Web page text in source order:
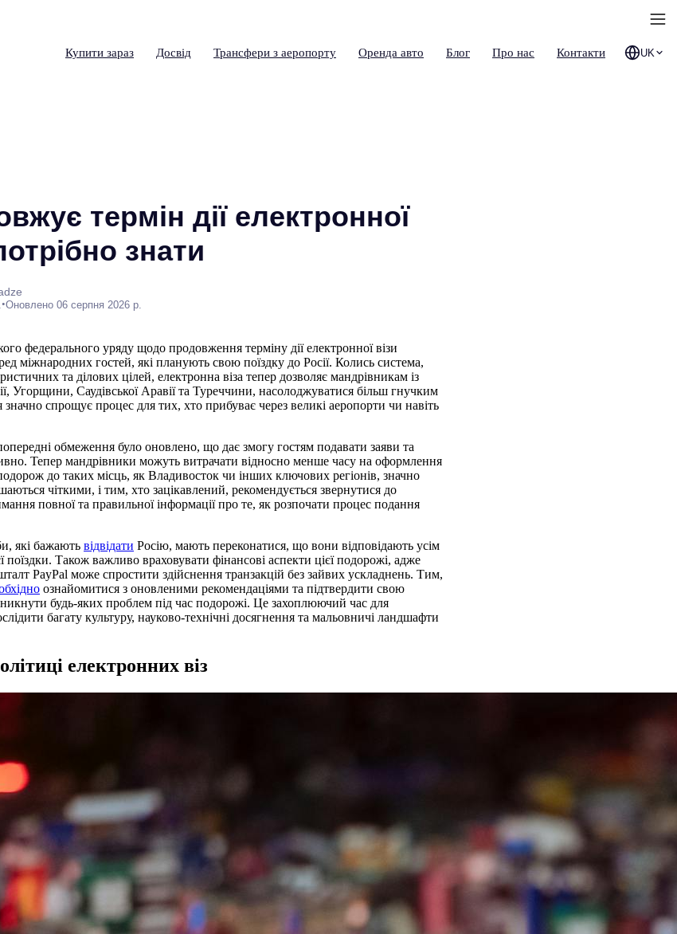
Купити зараз Досвід Трансфери з аеропорту Оренда авто Блог Про нас Контакти UK
термін дії електронної
знати
•Оновлено 06 серпня 2026 р.
федерального уряду щодо продовження терміну дії електронної візи
міжнародних гостей, які планують свою поїздку до Росії. Колись система,
та ділових цілей, електронна віза тепер дозволяє мандрівникам із
Угорщини, Саудівської Аравії та Туреччини, насолоджуватися більш гнучким
спрощує процес для тих, хто прибуває через великі аеропорти чи навіть
обмеження було оновлено, що дає змогу гостям подавати заяви та
Тепер мандрівники можуть витрачати відносно менше часу на оформлення
до таких місць, як Владивосток чи інших ключових регіонів, значно
чіткими, і тим, хто зацікавлений, рекомендується звернутися до
повної та правильної інформації про те, як розпочати процес подання
які бажають відвідати Росію, мають переконатися, що вони відповідають усім
поїздки. Також важливо враховувати фінансові аспекти цієї подорожі, адже
PayPal може спростити здійснення транзакцій без зайвих ускладнень. Тим,
ознайомитися з оновленими рекомендаціями та підтвердити свою
будь-яких проблем під час подорожі. Це захоплюючий час для
багату культуру, науково-технічні досягнення та мальовничі ландшафти
електронних віз